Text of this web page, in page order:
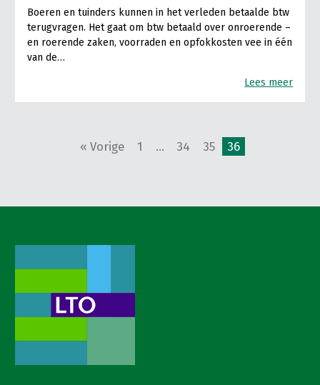
Boeren en tuinders kunnen in het verleden betaalde btw
terugvragen. Het gaat om btw betaald over onroerende –
en roerende zaken, voorraden en opfokkosten vee in één
van de…
Lees meer
« Vorige 1 … 34 35 36